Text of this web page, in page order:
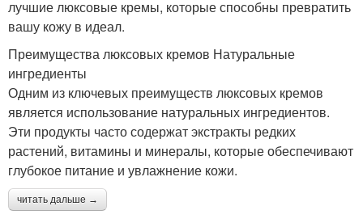
лучшие люксовые кремы, которые способны превратить
вашу кожу в идеал.
Преимущества люксовых кремов Натуральные
ингредиенты
Одним из ключевых преимуществ люксовых кремов
является использование натуральных ингредиентов.
Эти продукты часто содержат экстракты редких
растений, витамины и минералы, которые обеспечивают
глубокое питание и увлажнение кожи.
читать дальше →